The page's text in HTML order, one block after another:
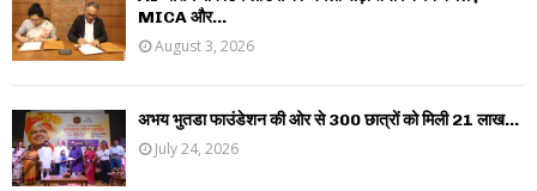
MICA और...
August 3, 2026
अभय भुतडा फाउंडेशन की ओर से 300 छात्रों को मिली 21 लाख...
July 24, 2026